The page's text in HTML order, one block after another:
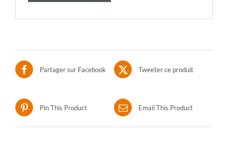
Partager sur Facebook Tweeter ce produit
Pin This Product Email This Product